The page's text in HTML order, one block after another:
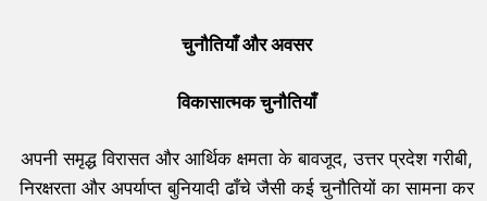
चुनौतियाँ और अवसर
विकासात्मक चुनौतियाँ
अपनी समृद्ध विरासत और आर्थिक क्षमता के बावजूद, उत्तर प्रदेश गरीबी,
निरक्षरता और अपर्याप्त बुनियादी ढाँचे जैसी कई चुनौतियों का सामना कर